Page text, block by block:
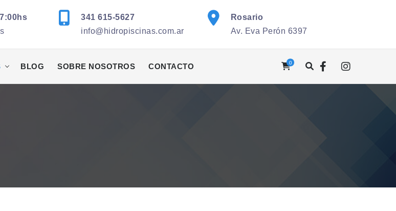
341 615-5627
info@hidropiscinas.com.ar
Rosario
Av. Eva Perón 6397
BLOG SOBRE NOSOTROS CONTACTO 0